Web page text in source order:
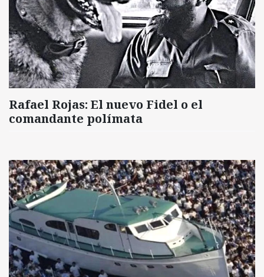
Rafael Rojas: El nuevo Fidel o el
comandante polímata